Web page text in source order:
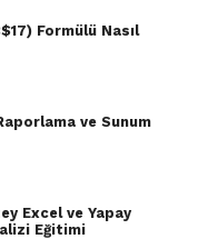
Formülü Nasıl
ve Sunum
Excel ve Yapay
Eğitimi